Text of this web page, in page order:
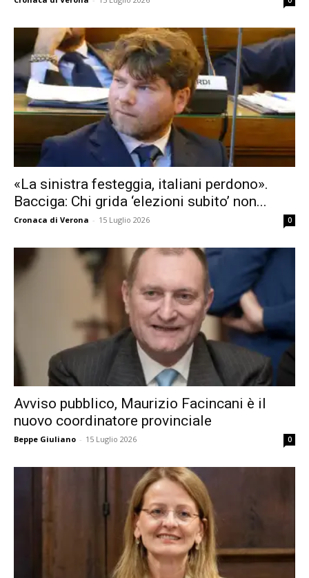
«La sinistra festeggia, italiani perdono».
Bacciga: Chi grida ‘elezioni subito’ non...
Cronaca di Verona - 15 Luglio 2026 0
Avviso pubblico, Maurizio Facincani è il
nuovo coordinatore provinciale
Beppe Giuliano - 15 Luglio 2026 0